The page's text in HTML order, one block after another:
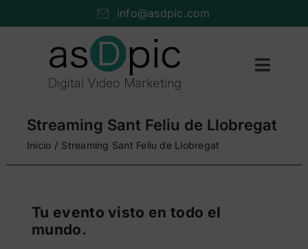
info@asdpic.com
Toggle
Producción audiovisual
Portfolio
Streaming Sant Feliu de Llobregat
Inicio Streaming Sant Feliu de Llobregat
Tu evento visto en todo el
mundo.